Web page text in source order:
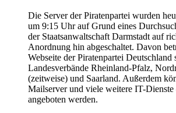
Die Server der Piratenpartei wurden
um 9:15 Uhr auf Grund eines
der Staatsanwaltschaft Darmstadt auf
Anordnung hin abgeschaltet. Davon
Webseite der Piratenpartei Deutschland
Landesverbände Rheinland-Pfalz,
(zeitweise) und Saarland. Außerdem
Mailserver und viele weitere IT-Dienste
angeboten werden.